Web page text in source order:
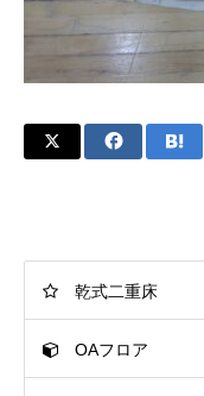
乾式二重床
OAフロア